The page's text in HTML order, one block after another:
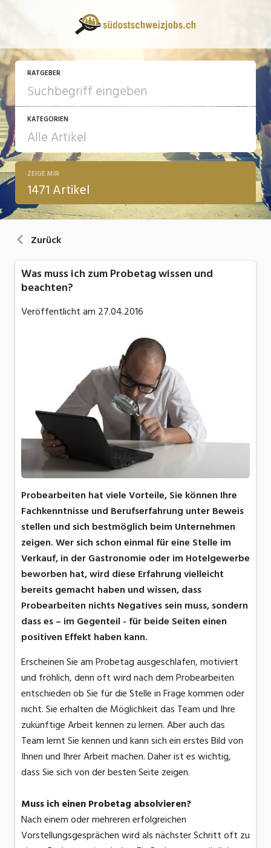
RATGEBER
KATEGORIEN
13 Fragen - 13 Antworten
Arbeit
ZEIGE MIR
1471 Artikel
Zurück
Was muss ich zum Probetag wissen und
beachten?
Veröffentlicht am 27.04.2016
Probearbeiten hat viele Vorteile, Sie können Ihre
Fachkenntnisse und Berufserfahrung unter Beweis
stellen und sich bestmöglich beim Unternehmen
zeigen. Wer sich schon einmal für eine Stelle im
Verkauf, in der Gastronomie oder im Hotelgewerbe
beworben hat, wird diese Erfahrung vielleicht
bereits gemacht haben und wissen, dass
Probearbeiten nichts Negatives sein muss, sondern
dass es – im Gegenteil - für beide Seiten einen
positiven Effekt haben kann.
Erscheinen Sie am Probetag ausgeschlafen, motiviert
und fröhlich, denn oft wird nach dem Probearbeiten
entschieden ob Sie für die Stelle in Frage kommen oder
nicht. Sie erhalten die Möglichkeit das Team und Ihre
zukünftige Arbeit kennen zu lernen. Aber auch das
Team lernt Sie kennen und kann sich ein erstes Bild von
Ihnen und Ihrer Arbeit machen. Daher ist es wichtig,
dass Sie sich von der besten Seite zeigen.
Muss ich einen Probetag absolvieren?
Nach einem oder mehreren erfolgreichen
Vorstellungsgesprächen wird als nächster Schritt oft zu